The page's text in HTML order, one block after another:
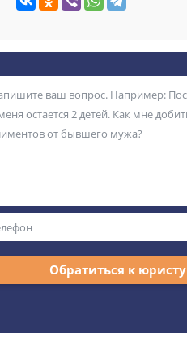
Обратиться к юристу